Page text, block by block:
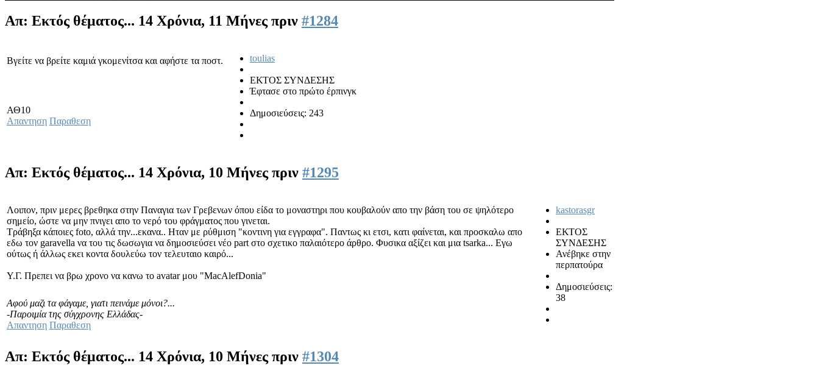
Απ: Εκτός θέματος... 14 Χρόνια, 11 Μήνες πριν #1284
Βγείτε να βρείτε καμιά γκομενίτσα και αφήστε τα ποστ. toulias
ΕΚΤΟΣ ΣΥΝΔΕΣΗΣ
Έφτασε στο πρώτο έρπινγκ
Δημοσιεύσεις: 243
ΑΘ10
Απαντηση Παραθεση
Απ: Εκτός θέματος... 14 Χρόνια, 10 Μήνες πριν #1295
Λοιπον, πριν μερες βρεθηκα στην Παναγια των Γρεβενων όπου είδα το μοναστηρι που κουβαλούν απο την βάση του σε ψηλότερο
σημείο, ώστε να μην πνιγει απο το νερό του φράγματος που γινεται.
Τράβηξα κάποιες foto, αλλά την...εκανα.. Ηταν με ρύθμιση "κοντινη για εγγραφα". Παντως κι ετσι, κατι φαίνεται, και προσκαλω απο
εδω τον garavella να του τις δωσωγια να δημοσιεύσει νέο part στο σχετικο παλαιότερο άρθρο. Φυσικα αξίζει και μια tsarka... Εγω
ούτως ή άλλως εκει κοντα δουλεύω τον τελευταιο καιρό...
Υ.Γ. Πρεπει να βρω χρονο να κανω το avatar μου "MacAlefDonia"
kastorasgr
ΕΚΤΟΣ
ΣΥΝΔΕΣΗΣ
Ανέβηκε στην
περπατούρα
Δημοσιεύσεις:
38
Αφού μαζι τα φάγαμε, γιατι πεινάμε μόνοι?...
-Παροιμία της σύγχρονης Ελλάδας-
Απαντηση Παραθεση
Απ: Εκτός θέματος... 14 Χρόνια, 10 Μήνες πριν #1304